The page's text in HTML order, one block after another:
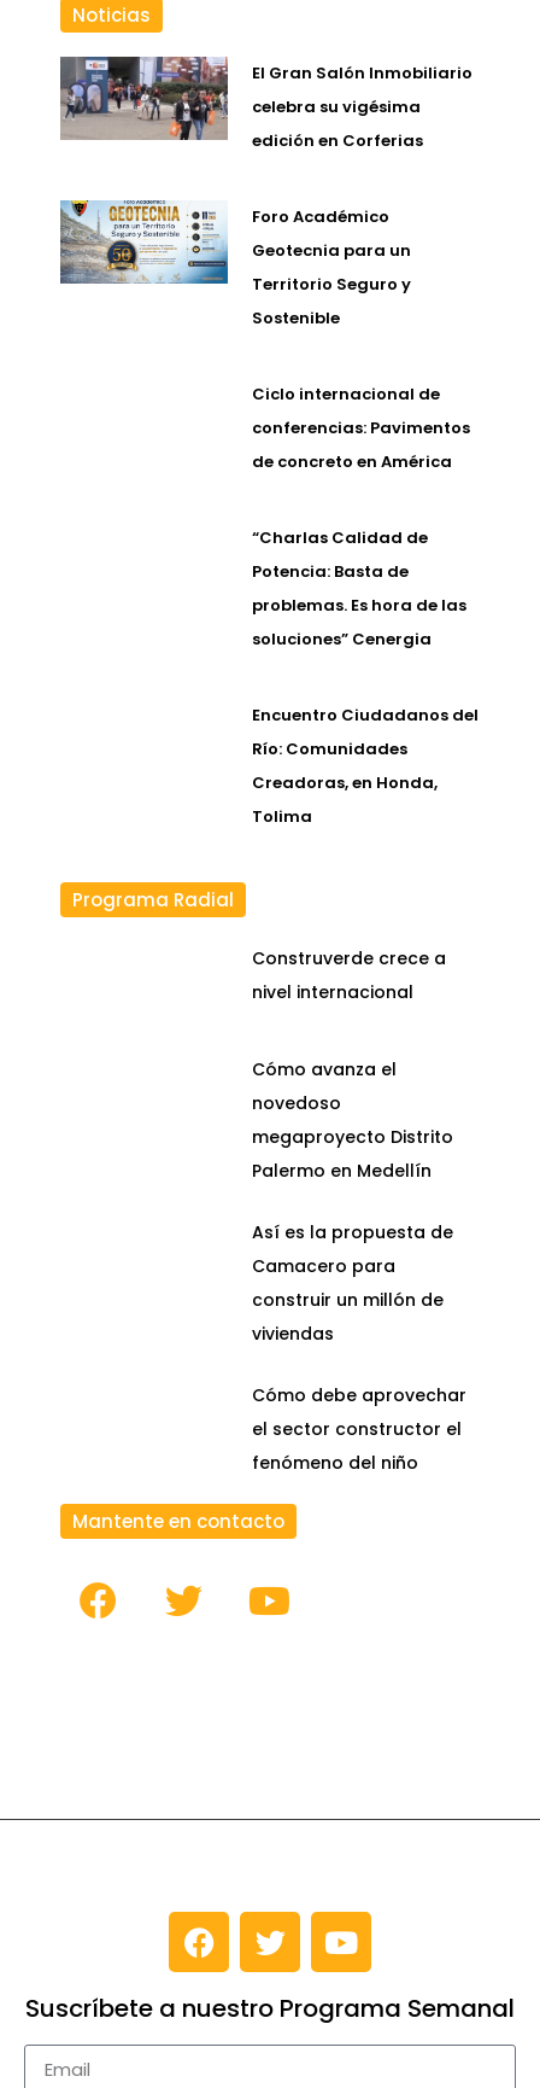
Noticias
El Gran Salón Inmobiliario
celebra su vigésima
edición en Corferias
Foro Académico
Geotecnia para un
Territorio Seguro y
Sostenible
Ciclo internacional de
conferencias: Pavimentos
de concreto en América
“Charlas Calidad de
Potencia: Basta de
problemas. Es hora de las
soluciones” Cenergia
Encuentro Ciudadanos del
Río: Comunidades
Creadoras, en Honda,
Tolima
Programa Radial
Construverde crece a
nivel internacional
Cómo avanza el
novedoso
megaproyecto Distrito
Palermo en Medellín
Así es la propuesta de
Camacero para
construir un millón de
viviendas
Cómo debe aprovechar
el sector constructor el
fenómeno del niño
Mantente en contacto
Suscríbete a nuestro Programa Semanal